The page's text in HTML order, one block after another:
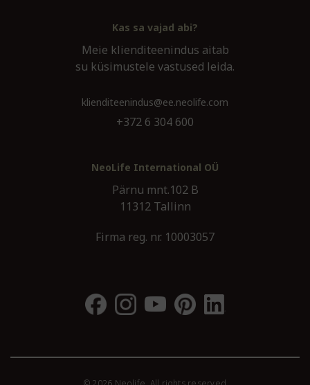
Kas sa vajad abi?
Meie klienditeenindus aitab
su küsimustele vastused leida.
klienditeenindus@ee.neolife.com
+372 6 304 600
NeoLife International OÜ
Pärnu mnt.102 B
11312 Tallinn
Firma reg. nr. 10003057